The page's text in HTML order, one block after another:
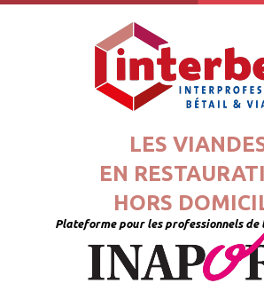
LES
EN
HORS
Plateforme pour les professionnels